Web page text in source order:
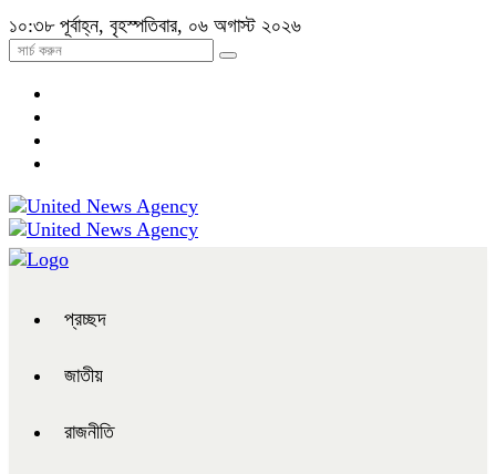
১০:৩৮ পূর্বাহ্ন, বৃহস্পতিবার, ০৬ অগাস্ট ২০২৬
প্রচ্ছদ
জাতীয়
রাজনীতি